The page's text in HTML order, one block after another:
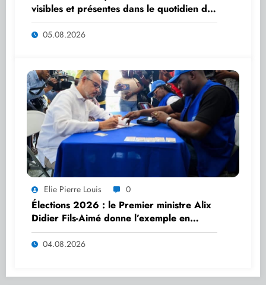
visibles et présentes dans le quotidien des
citoyens », affirme Dr Sandra Paulemon
05.08.2026
Elie Pierre Louis 0
Élections 2026 : le Premier ministre Alix
Didier Fils-Aimé donne l’exemple en
s’inscrivant sur le Registre électoral
04.08.2026